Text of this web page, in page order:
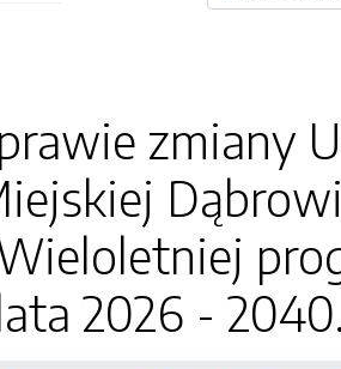
zmiany
2026 - 2040.